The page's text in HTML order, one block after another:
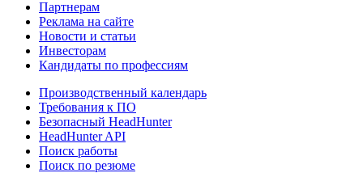
Партнерам
Реклама на сайте
Новости и статьи
Инвесторам
Кандидаты по профессиям
Производственный календарь
Требования к ПО
Безопасный HeadHunter
HeadHunter API
Поиск работы
Поиск по резюме